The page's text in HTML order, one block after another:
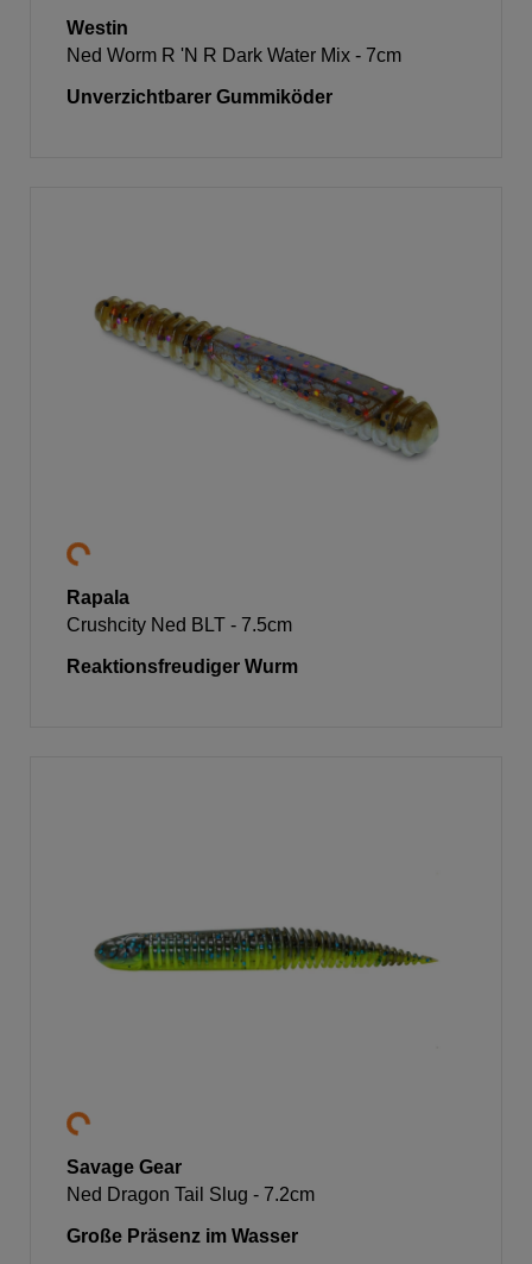
Westin
Ned Worm R 'N R Dark Water Mix - 7cm
Unverzichtbarer Gummiköder
Rapala
Crushcity Ned BLT - 7.5cm
Reaktionsfreudiger Wurm
Savage Gear
Ned Dragon Tail Slug - 7.2cm
Große Präsenz im Wasser